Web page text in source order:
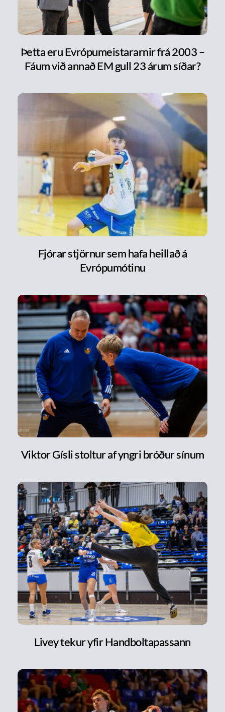
Þetta eru Evrópumeistararnir frá 2003 –
Fáum við annað EM gull 23 árum síðar?
Fjórar stjörnur sem hafa heillað á
Evrópumótinu
Viktor Gísli stoltur af yngri bróður sínum
Livey tekur yfir Handboltapassann